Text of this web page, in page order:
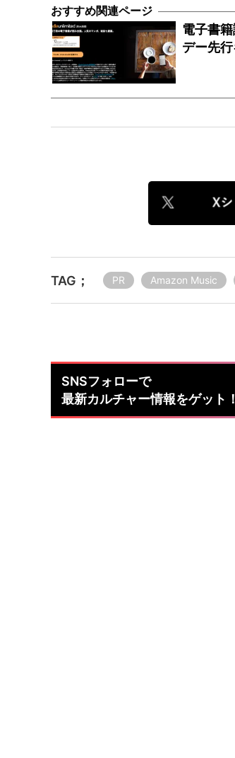
TAG； PR Amazon Music
SNSフォローで
最新カルチャー情報をゲット！